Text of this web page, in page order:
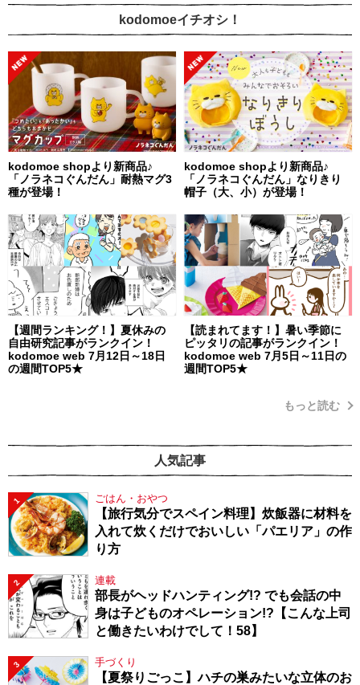
kodomoeイチオシ！
kodomoe shopより新商品♪
「ノラネコぐんだん」耐熱マグ3
種が登場！
kodomoe shopより新商品♪
「ノラネコぐんだん」なりきり
帽子（大、小）が登場！
【週間ランキング！】夏休みの
自由研究記事がランクイン！
kodomoe web 7月12日～18日
の週間TOP5★
【読まれてます！】暑い季節に
ピッタリの記事がランクイン！
kodomoe web 7月5日～11日の
週間TOP5★
もっと読む
人気記事
1 ごはん・おやつ
【旅行気分でスペイン料理】炊飯器に材料を
入れて炊くだけでおいしい「パエリア」の作
り方
2 連載
部長がヘッドハンティング!? でも会話の中
身は子どものオペレーション!?【こんな上司
と働きたいわけでして！58】
3 手づくり
【夏祭りごっこ】ハチの巣みたいな立体のお